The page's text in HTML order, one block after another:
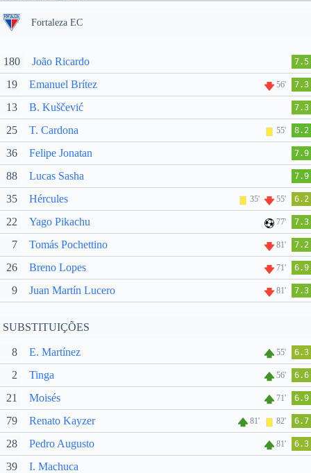
Fortaleza EC
180 João Ricardo 7.5
19 Emanuel Brítez 56' 7.3
13 B. Kuščević 7.3
25 T. Cardona 55' 8.2
36 Felipe Jonatan 7.9
88 Lucas Sasha 7.9
35 Hércules 35' 55' 6.2
22 Yago Pikachu 77' 7.3
7 Tomás Pochettino 81' 7.2
26 Breno Lopes 71' 6.9
9 Juan Martín Lucero 81' 7.3
SUBSTITUIÇÕES
8 E. Martínez 55' 6.3
2 Tinga 56' 6.6
21 Moisés 71' 6.9
79 Renato Kayzer 81' 82' 6.7
28 Pedro Augusto 81' 6.3
39
I. Machuca